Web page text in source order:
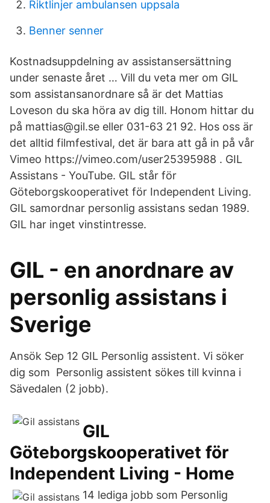
Riktlinjer ambulansen uppsala
Benner senner
Kostnadsuppdelning av assistansersättning
under senaste året … Vill du veta mer om GIL
som assistansanordnare så är det Mattias
Loveson du ska höra av dig till. Honom hittar du
på mattias@gil.se eller 031-63 21 92. Hos oss är
det alltid filmfestival, det är bara att gå in på vår
Vimeo https://vimeo.com/user25395988 . GIL
Assistans - YouTube. GIL står för
Göteborgskooperativet för Independent Living.
GIL samordnar personlig assistans sedan 1989.
GIL har inget vinstintresse.
GIL - en anordnare av
personlig assistans i
Sverige
Ansök Sep 12 GIL Personlig assistent. Vi söker
dig som Personlig assistent sökes till kvinna i
Sävedalen (2 jobb).
GIL
Göteborgskooperativet för
Independent Living - Home
14 lediga jobb som Personlig